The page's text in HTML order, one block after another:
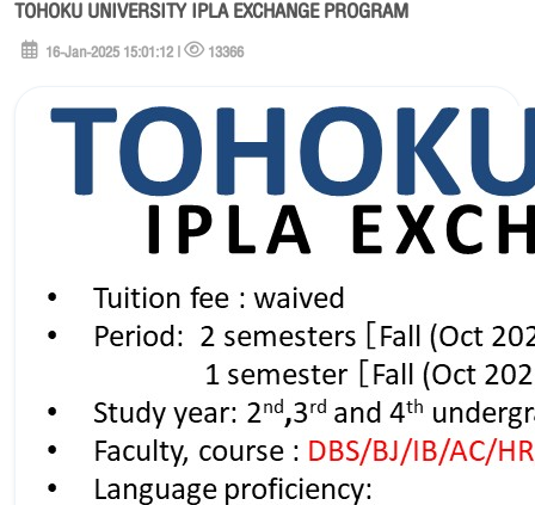
TOHOKU UNIVERSITY IPLA EXCHANGE PROGRAM
16-Jan-2025 15:01:12 | 13366